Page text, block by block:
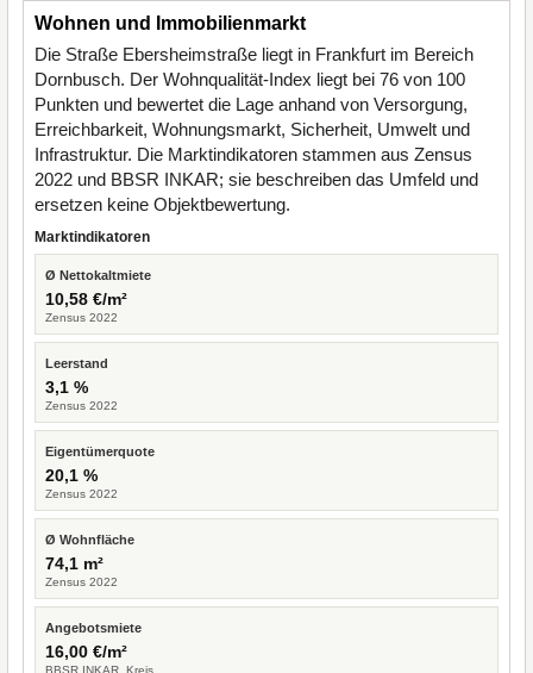
Wohnen und Immobilienmarkt
Die Straße Ebersheimstraße liegt in Frankfurt im Bereich
Dornbusch. Der Wohnqualität-Index liegt bei 76 von 100
Punkten und bewertet die Lage anhand von Versorgung,
Erreichbarkeit, Wohnungsmarkt, Sicherheit, Umwelt und
Infrastruktur. Die Marktindikatoren stammen aus Zensus
2022 und BBSR INKAR; sie beschreiben das Umfeld und
ersetzen keine Objektbewertung.
Marktindikatoren
Ø Nettokaltmiete
10,58 €/m²
Zensus 2022
Leerstand
3,1 %
Zensus 2022
Eigentümerquote
20,1 %
Zensus 2022
Ø Wohnfläche
74,1 m²
Zensus 2022
Angebotsmiete
16,00 €/m²
BBSR INKAR, Kreis